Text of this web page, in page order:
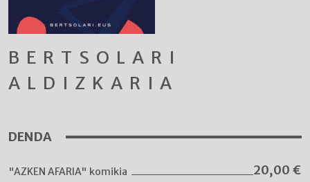
BERTSOLARI
ALDIZKARIA
DENDA
"AZKEN AFARIA" komikia 20,00 €